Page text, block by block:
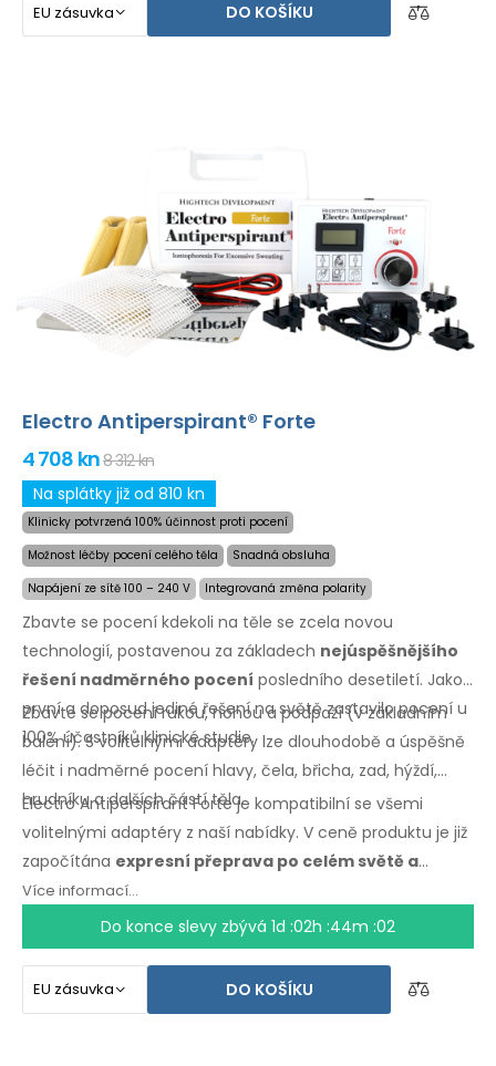
DO KOŠÍKU
Electro Antiperspirant® Forte
4 708 kn8 312 kn
Na splátky již od 810 kn
Klinicky potvrzená 100% účinnost proti pocení
Možnost léčby pocení celého těla
Snadná obsluha
Napájení ze sítě 100 – 240 V
Integrovaná změna polarity
Zbavte se pocení kdekoli na těle se zcela novou
technologií, postavenou za základech nejúspěšnějšího
řešení nadměrného pocení posledního desetiletí. Jako
první a doposud jediné řešení na světě zastavilo pocení u
100% účastníků klinické studie.
Zbavte se pocení rukou, nohou a podpaží (v základním
balení). S volitelnými adaptéry lze dlouhodobě a úspěšně
léčit i nadměrné pocení hlavy, čela, břicha, zad, hýždí,
hrudníku a dalších částí těla.
Electro Antiperspirant Forte je kompatibilní se všemi
volitelnými adaptéry z naší nabídky. V ceně produktu je již
započítána expresní přeprava po celém světě a
záruka vrácení peněz v případě nespokojenosti
Návod k použití ve Vašem jazyce.
Více informací...
Do konce slevy zbývá1d :02h :44m :01
DO KOŠÍKU